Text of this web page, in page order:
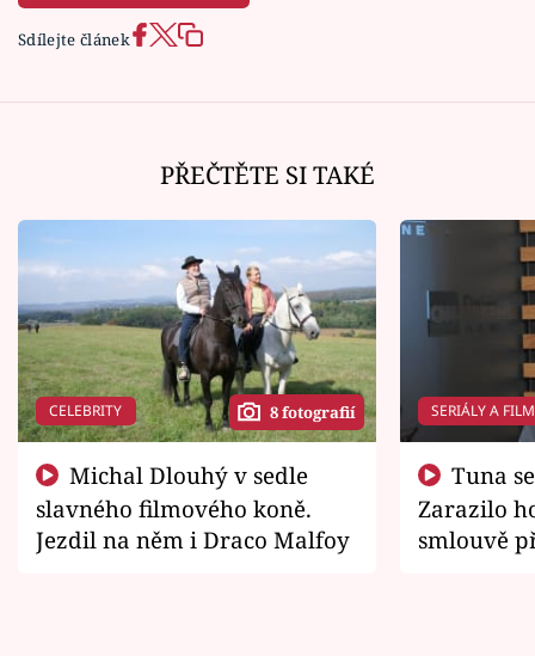
Sdílejte článek
PŘEČTĚTE SI TAKÉ
CELEBRITY 8 fotografií
slavného filmového koně.
Jezdil na něm i Draco Malfoy
SERIÁLY A
Zarazilo
smlouvě